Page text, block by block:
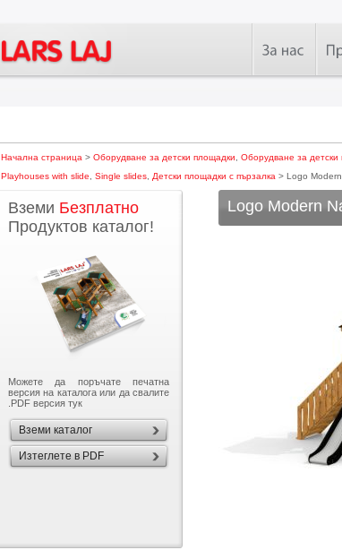
Начална страница > Оборудване за детски площадки Оборудване за детски
Playhouses with slide
Single slides Детски площадки с пързалка > Logo
Вземи Безплатно
Продуктов каталог!
Можете да поръчате печатна
версия на каталога или да свалите
.PDF версия тук
Вземи каталог
Изтеглете в PDF
Logo Modern